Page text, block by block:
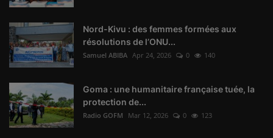
Nord-Kivu : des femmes formées aux
résolutions de l’ONU...
Samuel ABIBA Apr 24, 2026 0 140
Goma : une humanitaire française tuée, la
protection de...
Radio GOFM Mar 12, 2026 0 123